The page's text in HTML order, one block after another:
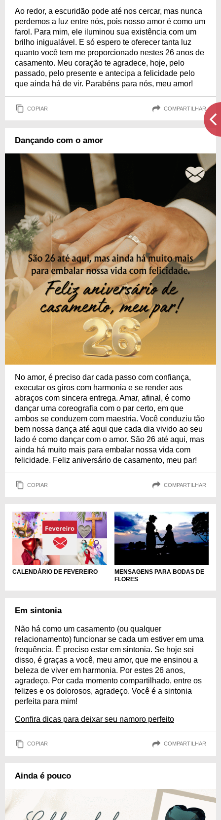
Ao redor, a escuridão pode até nos cercar, mas nunca
perdemos a luz entre nós, pois nosso amor é como um
farol. Para mim, ele iluminou sua existência com um
brilho inigualável. E só espero te oferecer tanta luz
quanto você tem me proporcionado nestes 26 anos de
casamento. Meu coração te agradece, hoje, pelo
passado, pelo presente e antecipa a felicidade pelo
que ainda há de vir. Parabéns para nós, meu amor!
COPIAR COMPARTILHAR
Dançando com o amor
No amor, é preciso dar cada passo com confiança,
executar os giros com harmonia e se render aos
abraços com sincera entrega. Amar, afinal, é como
dançar uma coreografia com o par certo, em que
ambos se conduzem com maestria. Você conduziu tão
bem nossa dança até aqui que cada dia vivido ao seu
lado é como dançar com o amor. São 26 até aqui, mas
ainda há muito mais para embalar nossa vida com
felicidade. Feliz aniversário de casamento, meu par!
COPIAR COMPARTILHAR
CALENDÁRIO DE FEVEREIRO
MENSAGENS PARA BODAS DE
FLORES
Em sintonia
Não há como um casamento (ou qualquer
relacionamento) funcionar se cada um estiver em uma
frequência. É preciso estar em sintonia. Se hoje sei
disso, é graças a você, meu amor, que me ensinou a
beleza de viver em harmonia. Por estes 26 anos,
agradeço. Por cada momento compartilhado, entre os
felizes e os dolorosos, agradeço. Você é a sintonia
perfeita para mim!
Confira dicas para deixar seu namoro perfeito
COPIAR COMPARTILHAR
Ainda é pouco